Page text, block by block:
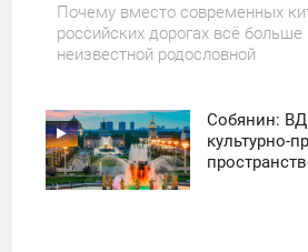
Почему вместо современных
российских дорогах всё
неизвестной родословной
Собянин:
культурно-